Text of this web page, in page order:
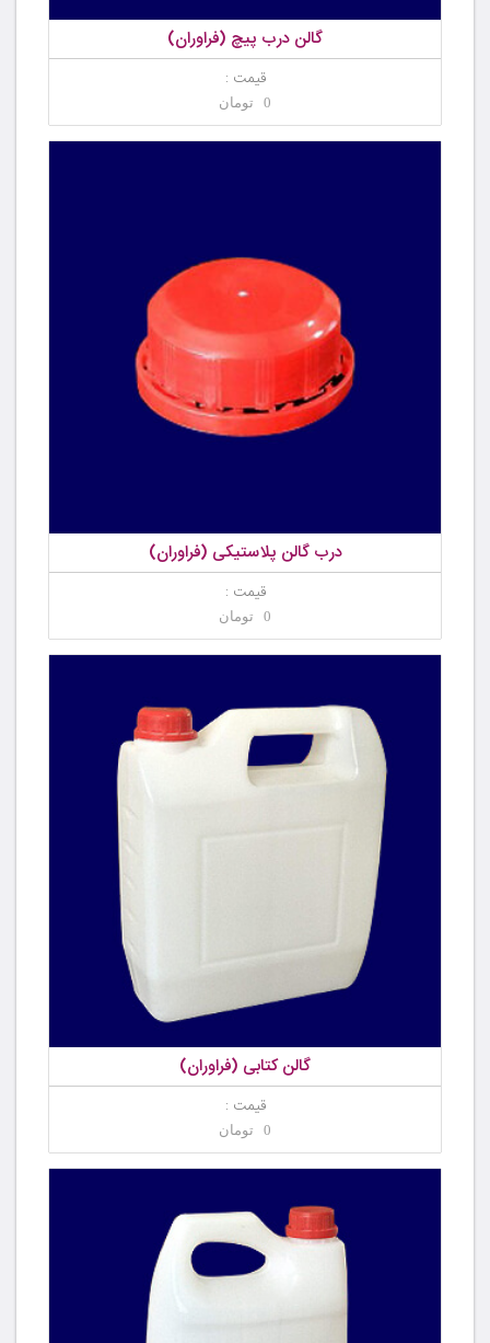
گالن درب پیچ (فراوران)
قیمت :
0 تومان
درب گالن پلاستیکی (فراوران)
قیمت :
0 تومان
گالن کتابی (فراوران)
قیمت :
0 تومان